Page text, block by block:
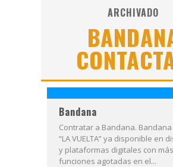
Lit Killah
Nicki Nicole
Duki
Vi Em
ARCHIVADO
Bandana
Contratar a Bandana.
“LA VUELTA” ya disponible en
y plataformas digitales con
funciones agotadas en el...